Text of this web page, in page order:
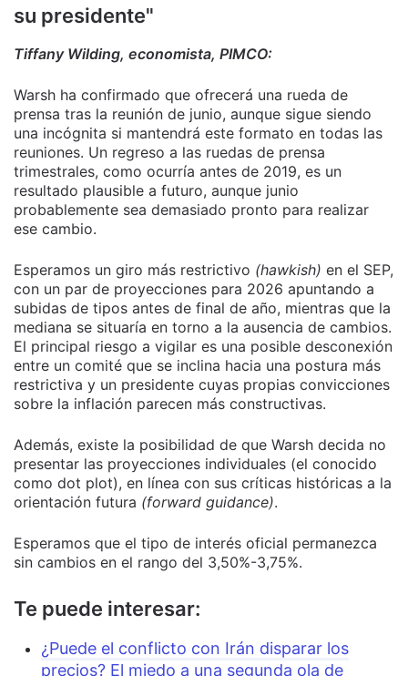
su presidente"
Tiffany Wilding, economista, PIMCO:
Warsh ha confirmado que ofrecerá una rueda de
prensa tras la reunión de junio, aunque sigue siendo
una incógnita si mantendrá este formato en todas las
reuniones. Un regreso a las ruedas de prensa
trimestrales, como ocurría antes de 2019, es un
resultado plausible a futuro, aunque junio
probablemente sea demasiado pronto para realizar
ese cambio.
Esperamos un giro más restrictivo (hawkish) en el SEP,
con un par de proyecciones para 2026 apuntando a
subidas de tipos antes de final de año, mientras que la
mediana se situaría en torno a la ausencia de cambios.
El principal riesgo a vigilar es una posible desconexión
entre un comité que se inclina hacia una postura más
restrictiva y un presidente cuyas propias convicciones
sobre la inflación parecen más constructivas.
Además, existe la posibilidad de que Warsh decida no
presentar las proyecciones individuales (el conocido
como dot plot), en línea con sus críticas históricas a la
orientación futura (forward guidance).
Esperamos que el tipo de interés oficial permanezca
sin cambios en el rango del 3,50%-3,75%.
Te puede interesar:
¿Puede el conflicto con Irán disparar los
precios? El miedo a una segunda ola de